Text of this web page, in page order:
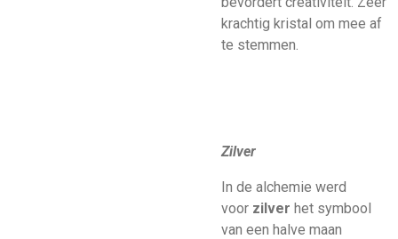
krachtig kristal om mee af
te stemmen.
Zilver
In de alchemie werd
voor zilver het symbool
van een halve maan